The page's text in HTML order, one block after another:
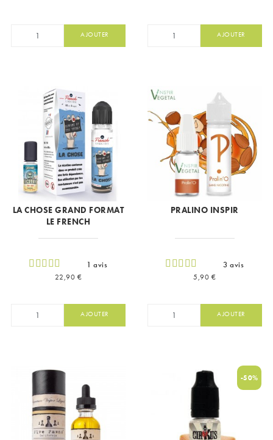
AJOUTER AJOUTER
LA CHOSE GRAND FORMAT
LE FRENCH
1 avis
Prix
22,90 €
AJOUTER
PRALINO INSPIR
3 avis
Prix
5,90 €
AJOUTER
-50%